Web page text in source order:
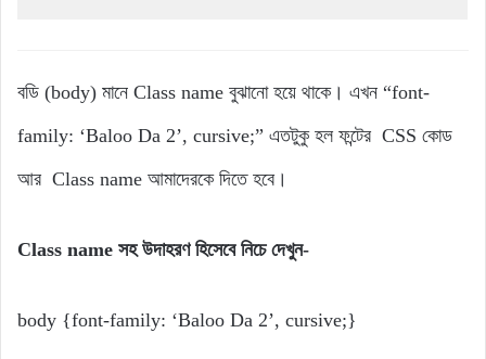
বডি (body) মানে Class name বুঝানো হয়ে থাকে। এখন “font-
family: ‘Baloo Da 2’, cursive;” এতটুকু হল ফন্টের CSS কোড
আর Class name আমাদেরকে দিতে হবে।
Class name সহ উদাহরণ হিসেবে নিচে দেখুন-
body {font-family: ‘Baloo Da 2’, cursive;}